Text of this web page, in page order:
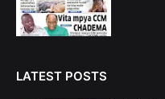
LATEST POSTS